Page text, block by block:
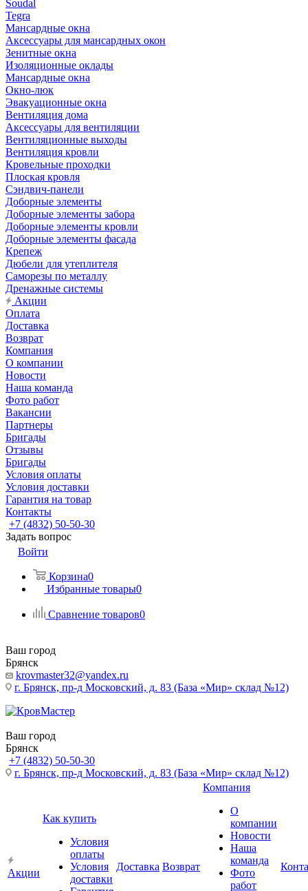
Soudal
Tegra
Мансардные окна
Аксессуары для мансардных окон
Зенитные окна
Изоляционные оклады
Мансардные окна
Окно-люк
Эвакуационные окна
Вентиляция дома
Аксессуары для вентиляции
Вентиляционные выходы
Вентиляция кровли
Кровельные проходки
Плоская кровля
Сэндвич-панели
Доборные элементы
Доборные элементы забора
Доборные элементы кровли
Доборные элементы фасада
Крепеж
Дюбели для утеплителя
Саморезы по металлу
Дренажные системы
Акции
Оплата
Доставка
Возврат
Компания
О компании
Новости
Наша команда
Фото работ
Вакансии
Партнеры
Бригады
Отзывы
Бригады
Условия оплаты
Условия доставки
Гарантия на товар
Контакты
+7 (4832) 50-50-30
Задать вопрос
Войти
Корзина0
Избранные товары0
Сравнение товаров0
Ваш город
Брянск
krovmaster32@yandex.ru
г. Брянск, пр-д Московский, д. 83 (База «Мир» склад №12)
Ваш город
Брянск
+7 (4832) 50-50-30
г. Брянск, пр-д Московский, д. 83 (База «Мир» склад №12)
Акции
Как купить
Условия
оплаты
Условия
доставки
Доставка Возврат
Компания
О
компании
Новости
Наша
команда
Фото
работ